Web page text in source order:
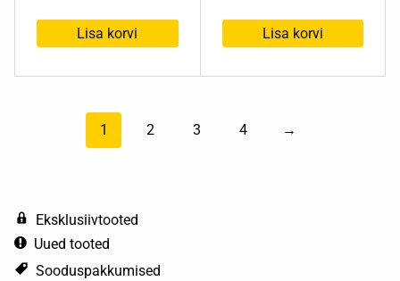
Lisa korvi Lisa korvi
1 2 3 4 →
Eksklusiivtooted
Uued tooted
Sooduspakkumised